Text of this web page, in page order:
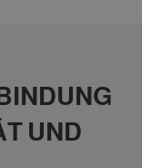
UND